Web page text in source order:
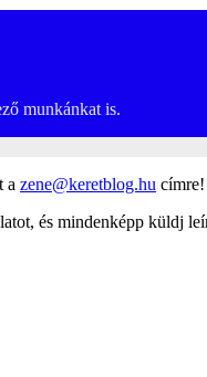
munkánkat is.
a zene@keretblog.hu címre!
és mindenképp küldj